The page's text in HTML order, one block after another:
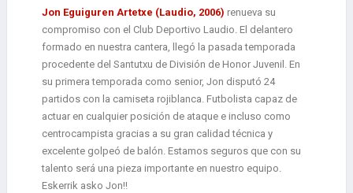
Jon Eguiguren Artetxe (Laudio, 2006) renueva su
compromiso con el Club Deportivo Laudio. El delantero
formado en nuestra cantera, llegó la pasada temporada
procedente del Santutxu de División de Honor Juvenil. En
su primera temporada como senior, Jon disputó 24
partidos con la camiseta rojiblanca. Futbolista capaz de
actuar en cualquier posición de ataque e incluso como
centrocampista gracias a su gran calidad técnica y
excelente golpeó de balón. Estamos seguros que con su
talento será una pieza importante en nuestro equipo.
Eskerrik asko Jon!!